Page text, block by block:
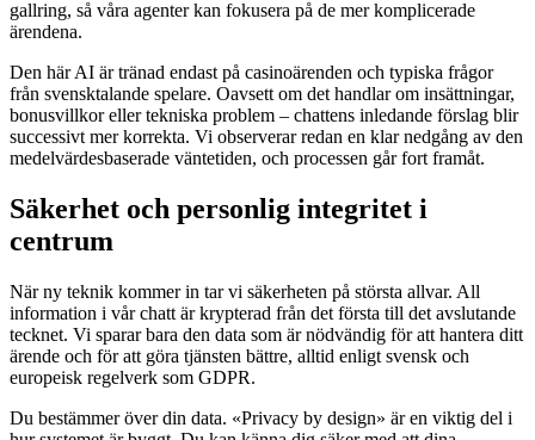
gallring, så våra agenter kan fokusera på de mer komplicerade
ärendena.
Den här AI är tränad endast på casinoärenden och typiska frågor
från svensktalande spelare. Oavsett om det handlar om insättningar,
bonusvillkor eller tekniska problem – chattens inledande förslag blir
successivt mer korrekta. Vi observerar redan en klar nedgång av den
medelvärdesbaserade väntetiden, och processen går fort framåt.
Säkerhet och personlig integritet i
centrum
När ny teknik kommer in tar vi säkerheten på största allvar. All
information i vår chatt är krypterad från det första till det avslutande
tecknet. Vi sparar bara den data som är nödvändig för att hantera ditt
ärende och för att göra tjänsten bättre, alltid enligt svensk och
europeisk regelverk som GDPR.
Du bestämmer över din data. «Privacy by design» är en viktig del i